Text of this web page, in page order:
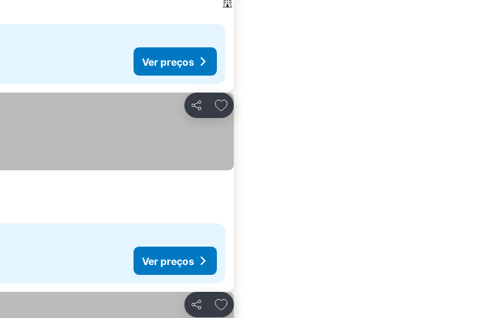
Ver preços
Partilhar
Adicionar aos favoritos
Ver preços
Partilhar
Adicionar aos favoritos